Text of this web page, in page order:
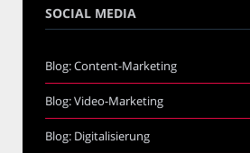
SOCIAL MEDIA
Blog: Content-Marketing
Blog: Video-Marketing
Blog: Digitalisierung